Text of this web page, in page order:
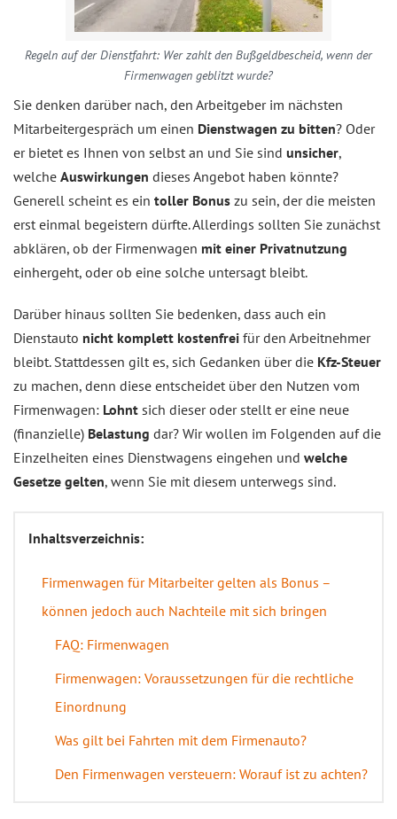
Regeln auf der Dienstfahrt: Wer zahlt den Bußgeldbescheid, wenn der
Firmenwagen geblitzt wurde?
Sie denken darüber nach, den Arbeitgeber im nächsten
Mitarbeitergespräch um einen Dienstwagen zu bitten? Oder
er bietet es Ihnen von selbst an und Sie sind unsicher,
welche Auswirkungen dieses Angebot haben könnte?
Generell scheint es ein toller Bonus zu sein, der die meisten
erst einmal begeistern dürfte. Allerdings sollten Sie zunächst
abklären, ob der Firmenwagen mit einer Privatnutzung
einhergeht, oder ob eine solche untersagt bleibt.
Darüber hinaus sollten Sie bedenken, dass auch ein
Dienstauto nicht komplett kostenfrei für den Arbeitnehmer
bleibt. Stattdessen gilt es, sich Gedanken über die Kfz-Steuer
zu machen, denn diese entscheidet über den Nutzen vom
Firmenwagen: Lohnt sich dieser oder stellt er eine neue
(finanzielle) Belastung dar? Wir wollen im Folgenden auf die
Einzelheiten eines Dienstwagens eingehen und welche
Gesetze gelten, wenn Sie mit diesem unterwegs sind.
Inhaltsverzeichnis:
Firmenwagen für Mitarbeiter gelten als Bonus –
können jedoch auch Nachteile mit sich bringen
FAQ: Firmenwagen
Firmenwagen: Voraussetzungen für die rechtliche
Einordnung
Was gilt bei Fahrten mit dem Firmenauto?
Den Firmenwagen versteuern: Worauf ist zu achten?